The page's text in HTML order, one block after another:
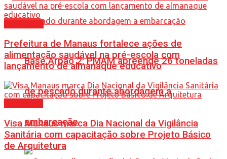
Base Arpão 2: PMAM apreende 26 toneladas
de pescado durante abordagem a
embarcação
Prefeitura de Manaus fortalece ações de
alimentação saudável na pré-escola com
lançamento de almanaque educativo
Visa Manaus marca Dia Nacional da Vigilância
Sanitária com capacitação sobre Projeto Básico
de Arquitetura